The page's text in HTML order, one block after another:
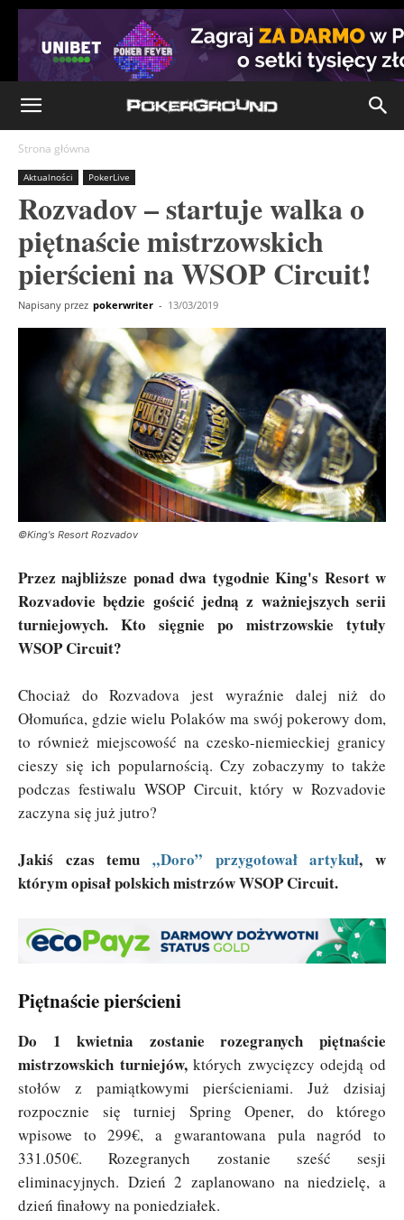
Strona główna
Aktualności PokerLive
Rozvadov – startuje walka o
piętnaście mistrzowskich
pierścieni na WSOP Circuit!
Napisany przez pokerwriter - 13/03/2019
©King's Resort Rozvadov
Przez najbliższe ponad dwa tygodnie King's Resort w
Rozvadovie będzie gościć jedną z ważniejszych serii
turniejowych. Kto sięgnie po mistrzowskie tytuły
WSOP Circuit?
Chociaż do Rozvadova jest wyraźnie dalej niż do
Ołomuńca, gdzie wielu Polaków ma swój pokerowy dom,
to również miejscowość na czesko-niemieckiej granicy
cieszy się ich popularnością. Czy zobaczymy to także
podczas festiwalu WSOP Circuit, który w Rozvadovie
zaczyna się już jutro?
Jakiś czas temu „Doro” przygotował artykuł, w
którym opisał polskich mistrzów WSOP Circuit.
Piętnaście pierścieni
Do 1 kwietnia zostanie rozegranych piętnaście
mistrzowskich turniejów,których zwycięzcy odejdą od
stołów z pamiątkowymi pierścieniami. Już dzisiaj
rozpocznie się turniej Spring Opener, do którego
wpisowe to 299€, a gwarantowana pula nagród to
331.050€. Rozegranych zostanie sześć sesji
eliminacyjnych. Dzień 2 zaplanowano na niedzielę, a
dzień finałowy na poniedziałek.